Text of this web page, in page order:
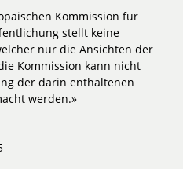
Kommission für
stellt keine
nur die Ansichten der
Kommission kann nicht
der darin enthaltenen
werden.»